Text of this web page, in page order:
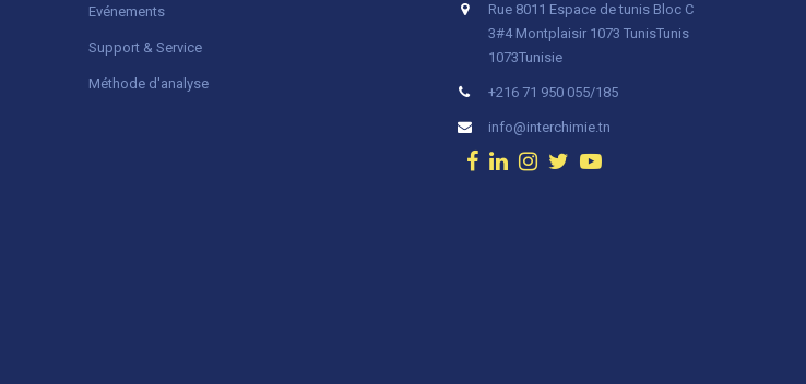
Evénements
Support & Service
Méthode d'analyse
Rue 8011 Espace de tunis Bloc C
3#4 Montplaisir 1073 TunisTunis
1073Tunisie
+216 71 950 055/185
info@interchimie.tn